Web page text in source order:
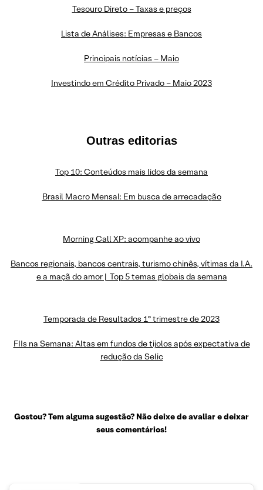
Tesouro Direto – Taxas e preços
Lista de Análises: Empresas e Bancos
Principais notícias – Maio
Investindo em Crédito Privado – Maio 2023
Outras editorias
Top 10: Conteúdos mais lidos da semana
Brasil Macro Mensal: Em busca de arrecadação
Morning Call XP: acompanhe ao vivo
Bancos regionais, bancos centrais, turismo chinês, vítimas da I.A.
e a maçã do amor | Top 5 temas globais da semana
Temporada de Resultados 1º trimestre de 2023
FIIs na Semana: Altas em fundos de tijolos após expectativa de
redução da Selic
Gostou? Tem alguma sugestão? Não deixe de avaliar e deixar
seus comentários!